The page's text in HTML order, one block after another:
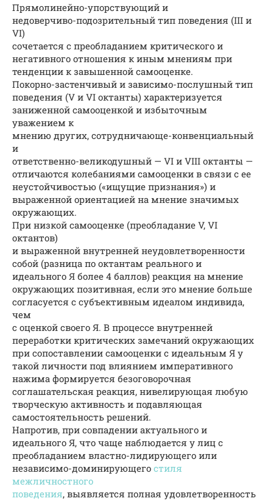
Прямолинейно-упорствующий и
недоверчиво-подозрительный тип поведения (III и
VI)
сочетается с преобладанием критического и
негативного отношения к иным мнениям при
тенденции к завышенной самооценке.
Покорно-застенчивый и зависимо-послушный тип
поведения (V и VI октанты) характеризуется
заниженной самооценкой и избыточным
уважением к
мнению других, сотрудничающе-конвенциальный
и
ответственно-великодушный — VI и VIII октанты —
отличаются колебаниями самооценки в связи с ее
неустойчивостью («ищущие признания») и
выраженной ориентацией на мнение значимых
окружающих.
При низкой самооценке (преобладание V, VI
октантов)
и выраженной внутренней неудовлетворенности
собой (разница по октантам реального и
идеального Я более 4 баллов) реакция на мнение
окружающих позитивная, если это мнение больше
согласуется с субъективным идеалом индивида,
чем
с оценкой своего Я. В процессе внутренней
переработки критических замечаний окружающих
при сопоставлении самооценки с идеальным Я у
такой личности под влиянием императивного
нажима формируется безоговорочная
соглашательская реакция, нивелирующая любую
творческую активность и подавляющая
самостоятельность решений.
Напротив, при совпадении актуального и
идеального Я, что чаще наблюдается у лиц с
преобладанием властно-лидирующего или
независимо-доминирующего стиля
межличностного
поведения, выявляется полная удовлетворенность